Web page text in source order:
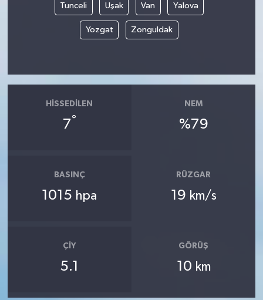
Tunceli Uşak Van Yalova
Yozgat Zonguldak
HISSEDILEN
7°
NEM
%79
BASINÇ
1015 hpa
RÜZGAR
19 km/s
ÇIY
5.1
GÖRÜŞ
10 km